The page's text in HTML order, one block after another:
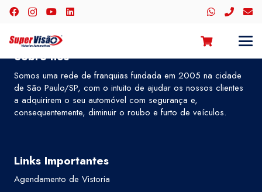
Sobre nós
Somos uma rede de franquias fundada em 2005 na cidade
de São Paulo/SP, com o intuito de ajudar os nossos clientes
a adquirirem o seu automóvel com segurança e,
consequentemente, diminuir o roubo e furto de veículos.
Links Importantes
Agendamento de Vistoria